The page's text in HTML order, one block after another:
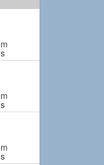
m
s
m
s
m
s